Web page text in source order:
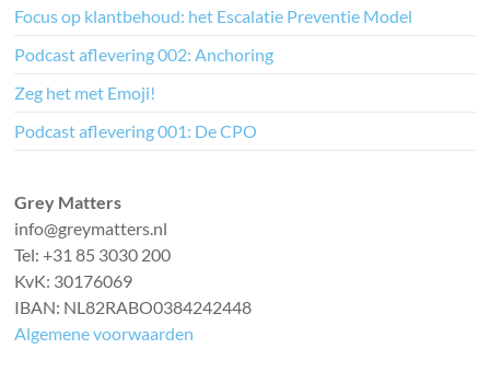
Focus op klantbehoud: het Escalatie Preventie Model
Podcast aflevering 002: Anchoring
Zeg het met Emoji!
Podcast aflevering 001: De CPO
Grey Matters
info@greymatters.nl
Tel: +31 85 3030 200
KvK: 30176069
IBAN: NL82RABO0384242448
Algemene voorwaarden